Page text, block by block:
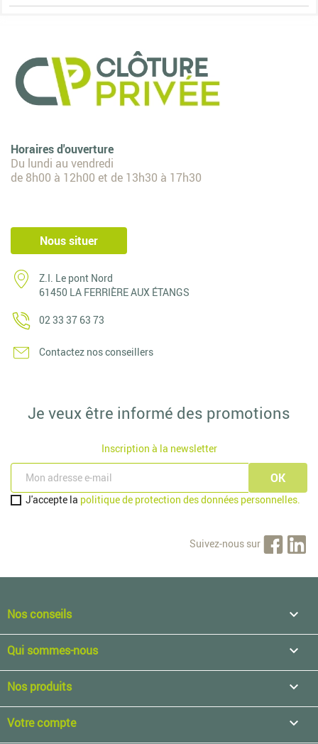
Horaires d'ouverture
Du lundi au vendredi
de 8h00 à 12h00 et de 13h30 à 17h30
Nous situer
Z.I. Le pont Nord
61450 LA FERRIÈRE AUX ÉTANGS
02 33 37 63 73
Contactez nos conseillers
Je veux être informé des promotions
Inscription à la newsletter
J'accepte la politique de protection des données personnelles.
Suivez-nous sur
Nos conseils 
Qui sommes-nous 
Nos produits 
Votre compte 